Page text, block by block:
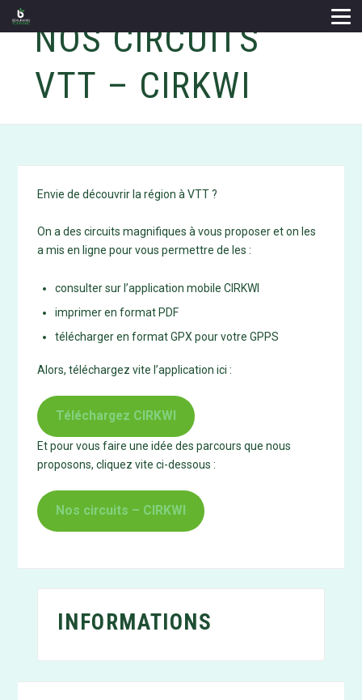
NOS CIRCUITS
VTT – CIRKWI
Envie de découvrir la région à VTT ?
On a des circuits magnifiques à vous proposer et on les
a mis en ligne pour vous permettre de les :
consulter sur l’application mobile CIRKWI
imprimer en format PDF
télécharger en format GPX pour votre GPPS
Alors, téléchargez vite l’application ici :
Téléchargez CIRKWI
Et pour vous faire une idée des parcours que nous
proposons, cliquez vite ci-dessous :
Nos circuits – CIRKWI
INFORMATIONS